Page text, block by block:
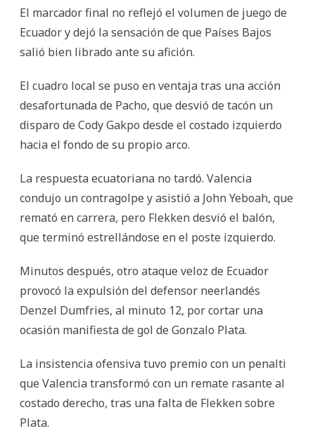
El marcador final no reflejó el volumen de juego de
Ecuador y dejó la sensación de que Países Bajos
salió bien librado ante su afición.
El cuadro local se puso en ventaja tras una acción
desafortunada de Pacho, que desvió de tacón un
disparo de Cody Gakpo desde el costado izquierdo
hacia el fondo de su propio arco.
La respuesta ecuatoriana no tardó. Valencia
condujo un contragolpe y asistió a John Yeboah, que
remató en carrera, pero Flekken desvió el balón,
que terminó estrellándose en el poste izquierdo.
Minutos después, otro ataque veloz de Ecuador
provocó la expulsión del defensor neerlandés
Denzel Dumfries, al minuto 12, por cortar una
ocasión manifiesta de gol de Gonzalo Plata.
La insistencia ofensiva tuvo premio con un penalti
que Valencia transformó con un remate rasante al
costado derecho, tras una falta de Flekken sobre
Plata.